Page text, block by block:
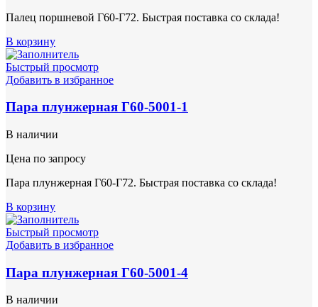
Палец поршневой Г60-Г72. Быстрая поставка со склада!
В корзину
Быстрый просмотр
Добавить в избранное
Пара плунжерная Г60-5001-1
В наличии
Цена по запросу
Пара плунжерная Г60-Г72. Быстрая поставка со склада!
В корзину
Быстрый просмотр
Добавить в избранное
Пара плунжерная Г60-5001-4
В наличии